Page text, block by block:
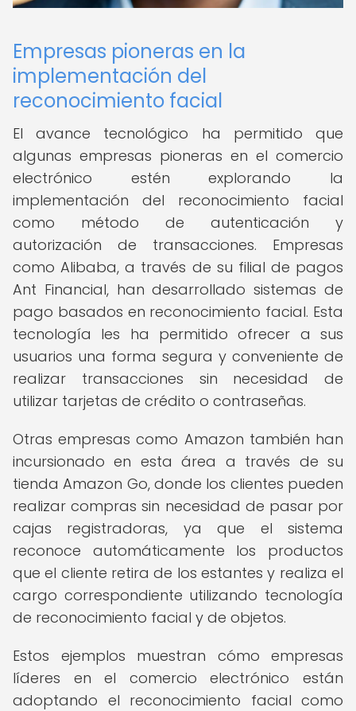
Empresas pioneras en la
implementación del
reconocimiento facial
El avance tecnológico ha permitido que
algunas empresas pioneras en el comercio
electrónico estén explorando la
implementación del reconocimiento facial
como método de autenticación y
autorización de transacciones. Empresas
como Alibaba, a través de su filial de pagos
Ant Financial, han desarrollado sistemas de
pago basados en reconocimiento facial. Esta
tecnología les ha permitido ofrecer a sus
usuarios una forma segura y conveniente de
realizar transacciones sin necesidad de
utilizar tarjetas de crédito o contraseñas.
Otras empresas como Amazon también han
incursionado en esta área a través de su
tienda Amazon Go, donde los clientes pueden
realizar compras sin necesidad de pasar por
cajas registradoras, ya que el sistema
reconoce automáticamente los productos
que el cliente retira de los estantes y realiza el
cargo correspondiente utilizando tecnología
de reconocimiento facial y de objetos.
Estos ejemplos muestran cómo empresas
líderes en el comercio electrónico están
adoptando el reconocimiento facial como